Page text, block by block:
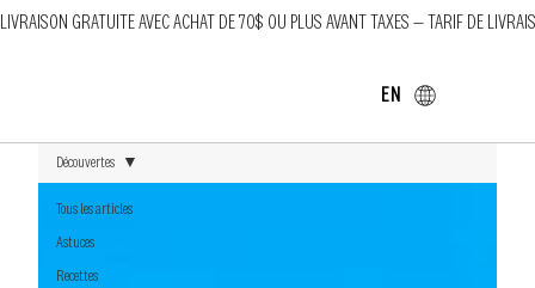
LIVRAISON GRATUITE AVEC ACHAT DE 70$ OU PLUS AVANT TAXES — TARIF DE
EN
Tous les articles
Astuces
Recettes
Découvertes